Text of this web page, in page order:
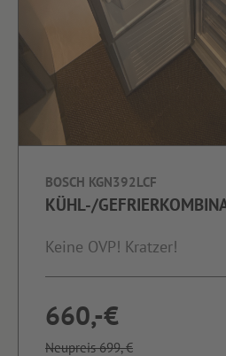
BOSCH KGN392LCF
KÜHL-/
Keine OVP! Kratzer!
660,-€
Neupreis 699,-€